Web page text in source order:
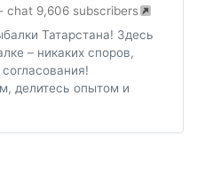
- chat 9,606 subscribers
Татарстана! Здесь
– никаких споров,
делитесь опытом и